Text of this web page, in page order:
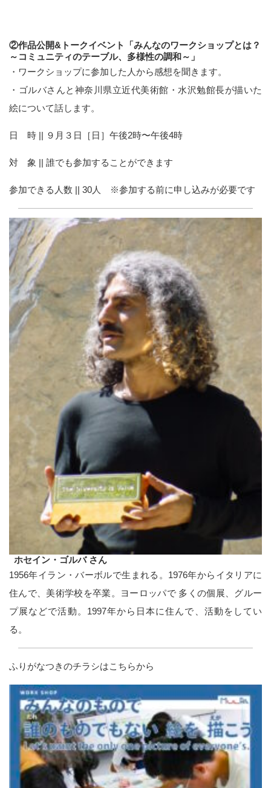
②作品公開&トークイベント「みんなのワークショップとは？
～コミュニティのテーブル、多様性の調和～」
・ワークショップに参加した人から感想を聞きます。
・ゴルバさんと神奈川県立近代美術館・水沢勉館長が描いた
絵について話します。
日 時 || ９月３日［日］午後2時〜午後4時
対 象 || 誰でも参加することができます
参加できる人数 || 30人 ※参加する前に申し込みが必要です
ホセイン・ゴルバ さん
1956年イラン・バーボルで生まれる。1976年からイタリアに
住んで、美術学校を卒業。ヨーロッパで 多くの個展、グルー
プ展などで活動。1997年から日本に住んで、活動をしてい
る。
ふりがなつきのチラシはこちらから